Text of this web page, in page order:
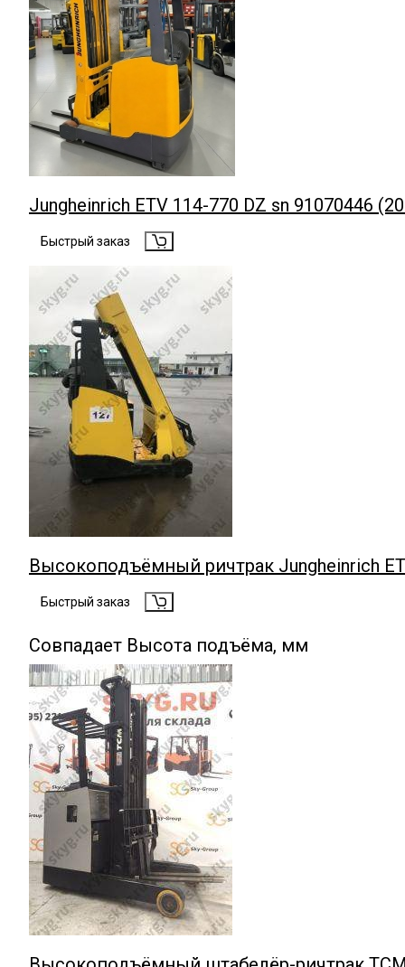
Jungheinrich ЕTV 114-770 DZ sn 91070446
Быстрый заказ
Высокоподъёмный ричтрак Jungheinrich
Быстрый заказ
Совпадает Высота подъёма, мм